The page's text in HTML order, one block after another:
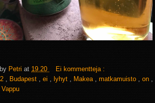
Petri at 19.20
Ei kommentteja :
2
Budapest ei lyhyt Makea matkamuisto on
Vappu